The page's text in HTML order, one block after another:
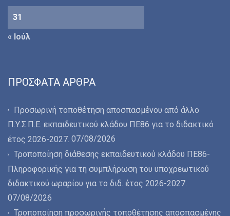
31
« Ιούλ
ΠΡΌΣΦΑΤΑ ΆΡΘΡΑ
Προσωρινή τοποθέτηση αποσπασμένου από άλλο
Π.Υ.Σ.Π.Ε. εκπαιδευτικού κλάδου ΠΕ86 για το διδακτικό
έτος 2026-2027. 07/08/2026
Τροποποίηση διάθεσης εκπαιδευτικού κλάδου ΠΕ86-
Πληροφορικής για τη συμπλήρωση του υποχρεωτικού
διδακτικού ωραρίου για το διδ. έτος 2026-2027.
07/08/2026
Τροποποίηση προσωρινής τοποθέτησης αποσπασμένης